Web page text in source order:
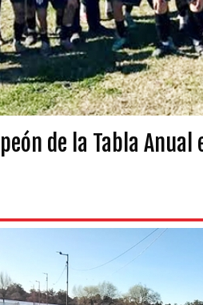
de la Tabla Anual